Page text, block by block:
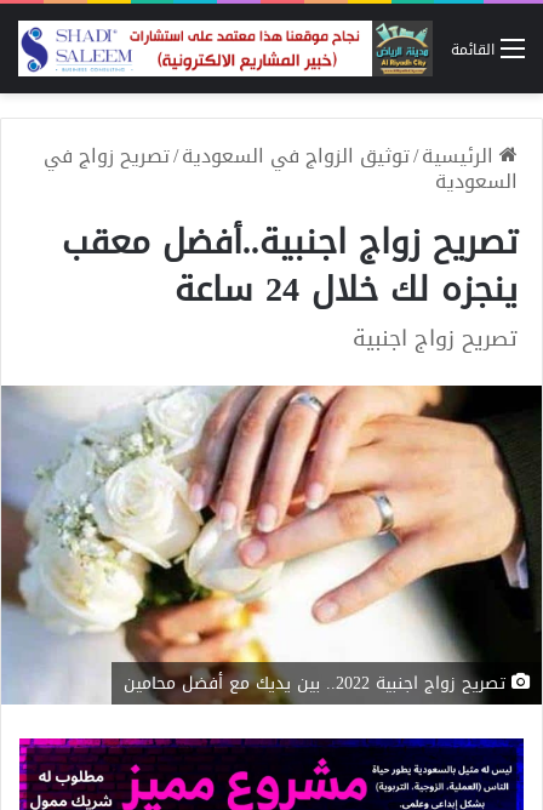
القائمة
الرئيسية/توثيق الزواج في السعودية/تصريح زواج في
السعودية
تصريح زواج اجنبية..أفضل معقب
ينجزه لك خلال 24 ساعة
تصريح زواج اجنبية
تصريح زواج اجنبية 2022.. بين يديك مع أفضل محامين